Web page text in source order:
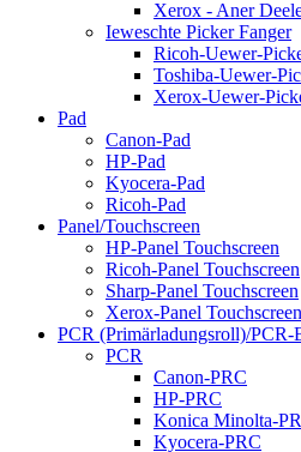
Xerox - Aner
Ieweschte Picker Fanger
Ricoh-Uewer-
Toshiba-Uewer-
Xerox-Uewer-
Pad
Canon-Pad
HP-Pad
Kyocera-Pad
Ricoh-Pad
Panel/Touchscreen
HP-Panel Touchscreen
Ricoh-Panel Touchscreen
Sharp-Panel Touchscreen
Xerox-Panel Touchscreen
PCR (Primärladungsroll)/PCR-
PCR
Canon-PRC
HP-PRC
Konica Minolta-
Kyocera-PRC